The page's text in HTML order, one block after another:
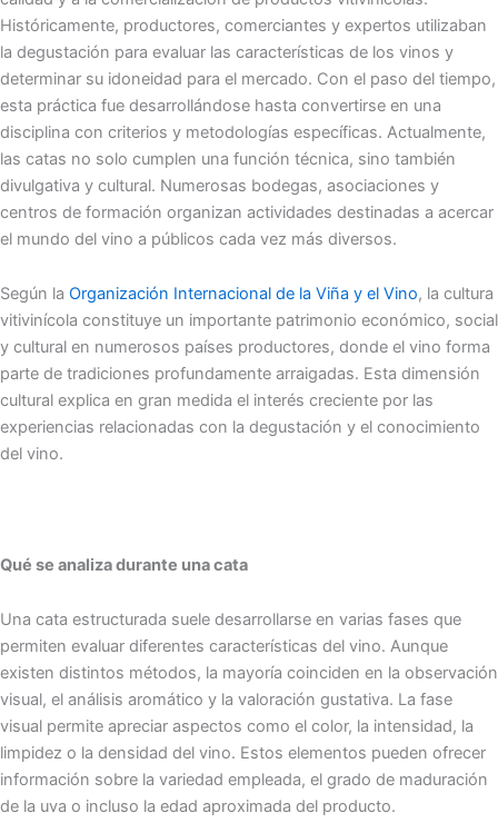
Históricamente, productores, comerciantes y expertos utilizaban
la degustación para evaluar las características de los vinos y
determinar su idoneidad para el mercado. Con el paso del tiempo,
esta práctica fue desarrollándose hasta convertirse en una
disciplina con criterios y metodologías específicas. Actualmente,
las catas no solo cumplen una función técnica, sino también
divulgativa y cultural. Numerosas bodegas, asociaciones y
centros de formación organizan actividades destinadas a acercar
el mundo del vino a públicos cada vez más diversos.
Según la Organización Internacional de la Viña y el Vino, la cultura
vitivinícola constituye un importante patrimonio económico, social
y cultural en numerosos países productores, donde el vino forma
parte de tradiciones profundamente arraigadas. Esta dimensión
cultural explica en gran medida el interés creciente por las
experiencias relacionadas con la degustación y el conocimiento
del vino.
Qué se analiza durante una cata
Una cata estructurada suele desarrollarse en varias fases que
permiten evaluar diferentes características del vino. Aunque
existen distintos métodos, la mayoría coinciden en la observación
visual, el análisis aromático y la valoración gustativa. La fase
visual permite apreciar aspectos como el color, la intensidad, la
limpidez o la densidad del vino. Estos elementos pueden ofrecer
información sobre la variedad empleada, el grado de maduración
de la uva o incluso la edad aproximada del producto.